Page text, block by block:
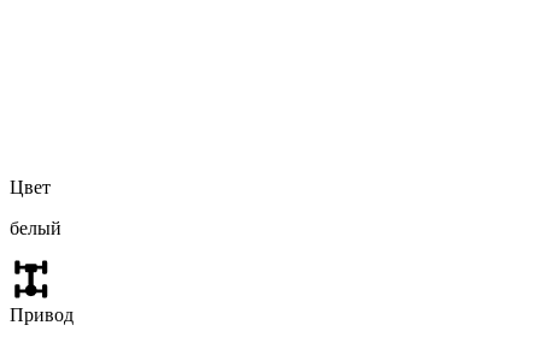
Цвет
белый
Привод